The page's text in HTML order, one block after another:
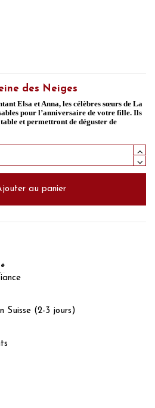
des Neiges
Elsa et Anna, les célèbres sœurs de La
pour l’anniversaire de votre fille. Ils
et permettront de déguster de
au panier
Suisse (2-3 jours)